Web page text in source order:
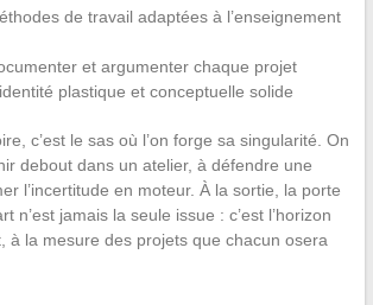
de travail adaptées à l’enseignement
et argumenter chaque projet
plastique et conceptuelle solide
c’est le sas où l’on forge sa singularité. On
debout dans un atelier, à défendre une
l’incertitude en moteur. À la sortie, la porte
n’est jamais la seule issue : c’est l’horizon
à la mesure des projets que chacun osera